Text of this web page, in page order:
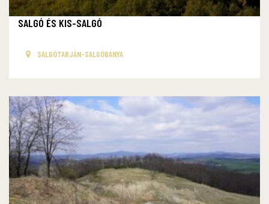
SALGÓ ÉS KIS-SALGÓ
SALGÓTARJÁN-SALGÓBÁNYA